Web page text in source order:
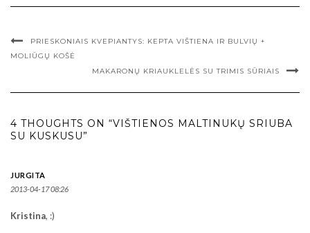
PRIESKONIAIS KVEPIANTYS: KEPTA VIŠTIENA IR BULVIŲ +
MOLIŪGŲ KOŠĖ
MAKARONŲ KRIAUKLELĖS SU TRIMIS SŪRIAIS
4 THOUGHTS ON “VIŠTIENOS MALTINUKŲ SRIUBA
SU KUSKUSU”
JURGITA
2013-04-17 08:26
Kristina, :)